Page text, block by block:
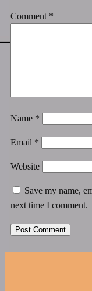
Comment *
Name *
Email *
Website
Save my name,
next time I comment.